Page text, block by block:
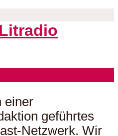
einer
geführtes
Netzwerk. Wir